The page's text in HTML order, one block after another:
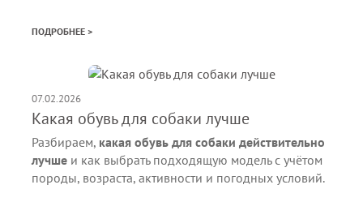
ПОДРОБНЕЕ >
07.02.2026
Какая обувь для собаки лучше
Разбираем, какая обувь для собаки действительно
лучше и как выбрать подходящую модель с учётом
породы, возраста, активности и погодных условий.